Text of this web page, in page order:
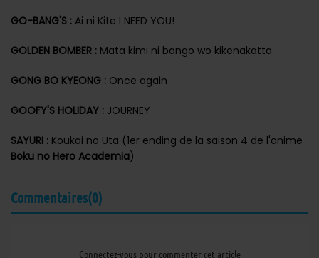
GO-BANG'S : Ai ni Kite I NEED YOU!
GOLDEN BOMBER : Mata kimi ni bango wo kikenakatta
GONG BO KYEONG : Once again
GOOFY'S HOLIDAY : JOURNEY
SAYURI : Koukai no Uta (1er ending de la saison 4 de l'anime
Boku no Hero Academia)
Commentaires(0)
Connectez-vous pour commenter cet article